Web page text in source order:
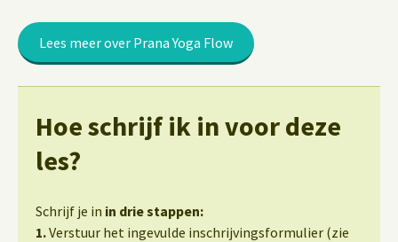
Lees meer over Prana Yoga Flow
Hoe schrijf ik in voor deze
les?
Schrijf je in in drie stappen:
1.Verstuur het ingevulde inschrijvingsformulier (zie